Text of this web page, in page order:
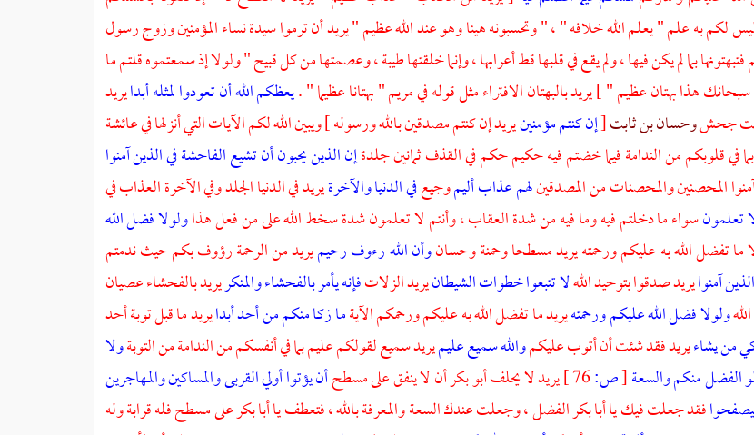
لكم به علم " يعلم الله خلافه " ، " وتحسبونه هينا وهو عند الله عظيم " يريد أن ترموا سيدة نساء المؤمنين وزوج رسول
بما لم يكن فيها ، ولم يقع في قلبها قط أعرابها ، وإنما خلقتها طيبة ، وعصمتها من كل قبيح " ولولا إذ سمعتموه قلتم ما
هذا بهتان عظيم " ] يريد بالبهتان الافتراء مثل قوله فيمريم" بهتانا عظيما " .يعظكم الله أن تعودوا لمثله أبدايريد
جحشوحسان بن ثابت[إن كنتم مؤمنينيريد إن كنتم مصدقين بالله ورسوله ] ويبين الله لكم الآيات التي أنزلها فيعائشة
بما في قلوبكم من الندامة فيما خضتم فيه حكيم حكم في القذف ثمانين جلدةإن الذين يحبون أن تشيع الفاحشة في الذين آمنوا
المحصنين والمحصنات من المصدقينلهم عذاب أليموجيعفي الدنيا والآخرةيريد في الدنيا الجلد وفي الآخرة العذاب في
تعلمونسواء ما دخلتم فيه وما فيه من شدة العقاب ، وأنتم لا تعلمون شدة سخط الله على من فعل هذاولولا فضل الله
ما تفضل الله به عليكم ورحمته يريدمسطحاوحمنةوحسانوأن الله رءوف رحيميريد من الرحمة رؤوف بكم حيث ندمتم
آمنوايريد صدقوا بتوحيد اللهلا تتبعوا خطوات الشيطانيريد الزلاتفإنه يأمر بالفحشاء والمنكريريد بالفحشاء عصيان
ولولا فضل الله عليكم ورحمتهيريد ما تفضل الله به عليكم ورحمكم الآيةما زكا منكم من أحد أبدايريد ما قبل توبة أحد
من يشاءيريد فقد شئت أن أتوب عليكموالله سميع عليميريد سميع لقولكم عليم بما في أنفسكم من الندامة من التوبةولا
الفضل منكم والسعة[ص: يريد لا يحلفأبو بكرأن لا ينفق علىمسطحأن يؤتوا أولي القربى والمساكين والمهاجرين
فقد جعلت فيك ياأبا بكرالفضل ، وجعلت عندك السعة والمعرفة بالله ، فتعطف ياأبا بكرعلىمسطحفله قرابة وله